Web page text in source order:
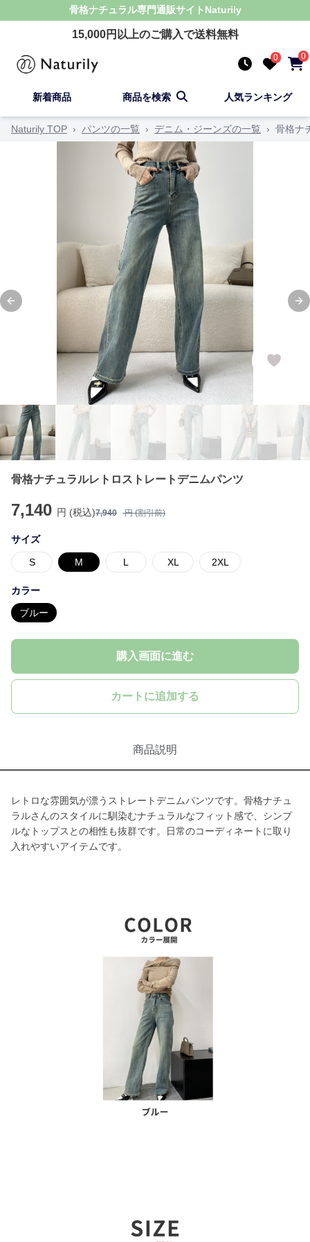
骨格ナチュラル専門通販サイト Naturily
15,000円以上のご購入で送料無料
0 0
新着商品 商品を検索 人気ランキング
Naturily TOP › パンツの一覧 › デニム・ジーンズの一覧 › 骨格ナ
Previous slide
骨格ナチュラルレトロストレートデニムパンツ
7,140 円 (税込)7,940 円 (割引前)
サイズ
S M L XL 2XL
カラー
ブルー
購入画面に進む
カートに追加する
商品説明
レトロな雰囲気が漂うストレートデニムパンツです。骨格ナチュ
ラルさんのスタイルに馴染むナチュラルなフィット感で、シンプ
ルなトップスとの相性も抜群です。日常のコーディネートに取り
入れやすいアイテムです。